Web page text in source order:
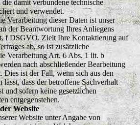
damit verbundene technische
und verwendet.
Verarbeitung dieser Daten ist unser
der Beantwortung Ihres Anliegens
f DSGVO. Zielt Ihre Kontaktierung auf
ab, so ist zusätzliche
Verarbeitung Art. 6 Abs. 1 lit. b
nach abschließender Bearbeitung
Dies ist der Fall, wenn sich aus den
lässt, dass der betroffene Sachverhalt
und sofern keine gesetzlichen
entgegenstehen.
Website
Website unter Angabe von